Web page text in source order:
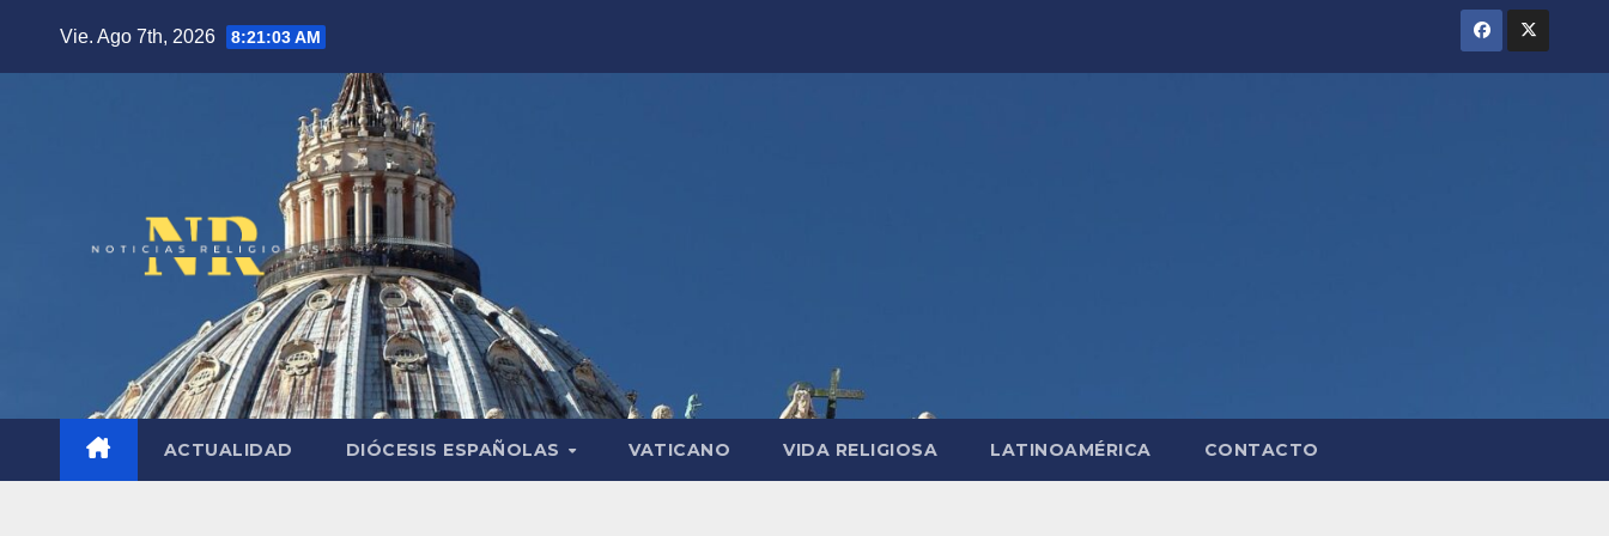
Vie. Ago 7th, 2026 8:21:04 AM
ACTUALIDAD DIÓCESIS ESPAÑOLAS VATICANO VIDA RELIGIOSA LATINOAMÉRICA CONTACTO